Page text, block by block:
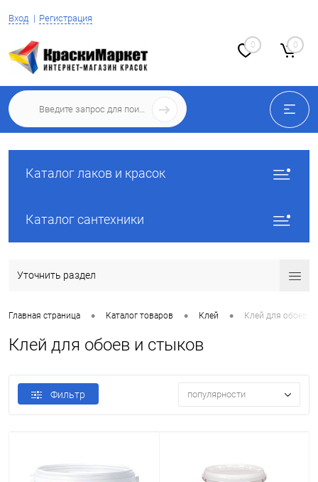
Вход Регистрация
0 0
Каталог лаков и красок
Каталог сантехники
Уточнить раздел
Главная страница • Каталог товаров • Клей • Клей для обоев и
Клей для обоев и стыков
Фильтр популярности